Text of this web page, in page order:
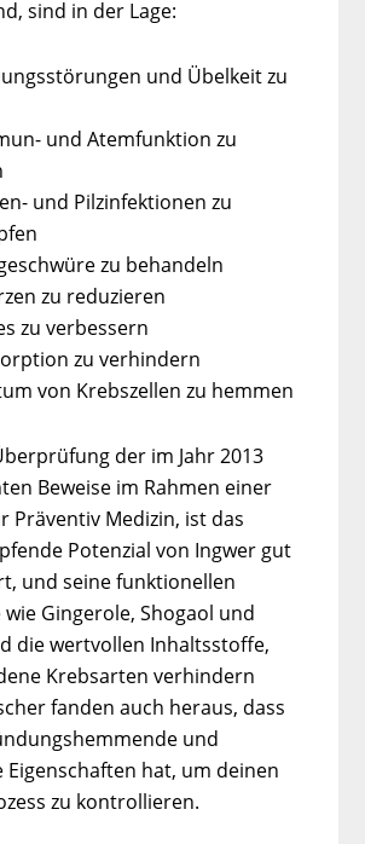
sind in der Lage:
und Übelkeit zu
und Atemfunktion zu
und Pilzinfektionen zu
zu behandeln
zu reduzieren
zu verbessern
zu verhindern
von Krebszellen zu hemmen
der im Jahr 2013
Beweise im Rahmen einer
Präventiv Medizin, ist das
Potenzial von Ingwer gut
und seine funktionellen
Gingerole, Shogaol und
die wertvollen Inhaltsstoffe,
Krebsarten verhindern
fanden auch heraus, dass
und
hat, um deinen
zu kontrollieren.